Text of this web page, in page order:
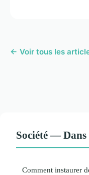
← Voir tous les
Société —
Comment instaurer